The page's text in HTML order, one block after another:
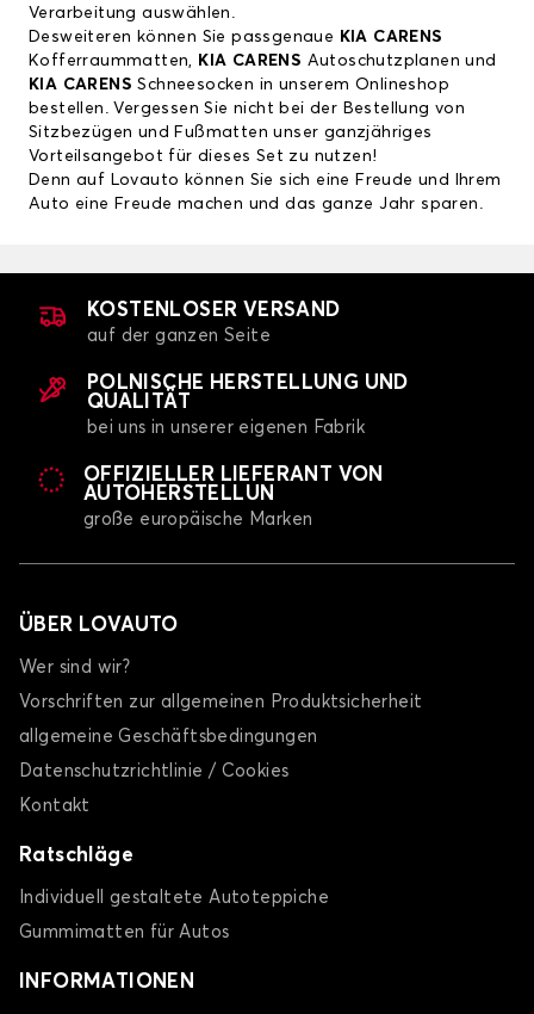
Verarbeitung auswählen.
Desweiteren können Sie passgenaue KIA CARENS
Kofferraummatten, KIA CARENS Autoschutzplanen und
KIA CARENS Schneesocken in unserem Onlineshop
bestellen. Vergessen Sie nicht bei der Bestellung von
Sitzbezügen und Fußmatten unser ganzjähriges
Vorteilsangebot für dieses Set zu nutzen!
Denn auf Lovauto können Sie sich eine Freude und Ihrem
Auto eine Freude machen und das ganze Jahr sparen.
KOSTENLOSER VERSAND
auf der ganzen Seite
POLNISCHE HERSTELLUNG UND
QUALITÄT
bei uns in unserer eigenen Fabrik
OFFIZIELLER LIEFERANT VON
AUTOHERSTELLUN
große europäische Marken
ÜBER LOVAUTO
Wer sind wir?
Vorschriften zur allgemeinen Produktsicherheit
allgemeine Geschäftsbedingungen
Datenschutzrichtlinie / Cookies
Kontakt
Ratschläge
Individuell gestaltete Autoteppiche
Gummimatten für Autos
INFORMATIONEN